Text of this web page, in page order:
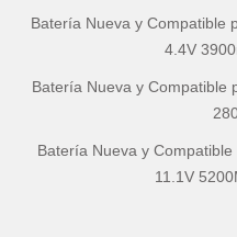
Batería Nueva y Compatible
4.4V
Batería Nueva y Compatible
Batería Nueva y
11.1V